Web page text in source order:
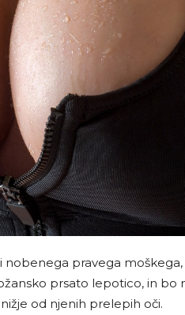
nobenega pravega
prsato lepotico, in bo
od njenih prelepih oči.